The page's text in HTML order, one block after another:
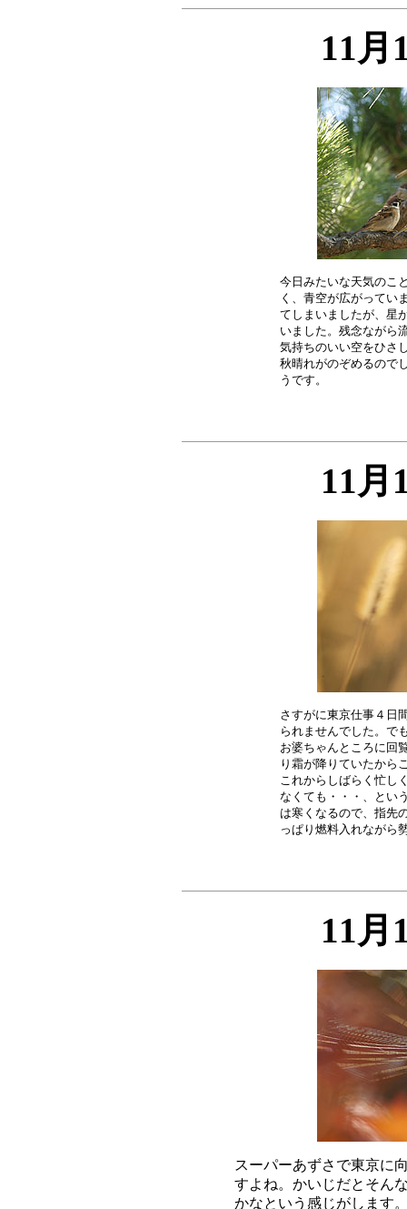
11月
今日みたいな天気のこ
く、青空が広がってい
てしまいましたが、星
いました。残念ながら
気持ちのいい空をひさ
秋晴れがのぞめるので
11月
さすがに東京仕事４日
られませんでした。で
お婆ちゃんところに回
り霜が降りていたから
これからしばらく忙し
なくても・・・、とい
は寒くなるので、指先
11月
スーパーあずさで東京に
すよね。かいじだとそん
かなという感じがします